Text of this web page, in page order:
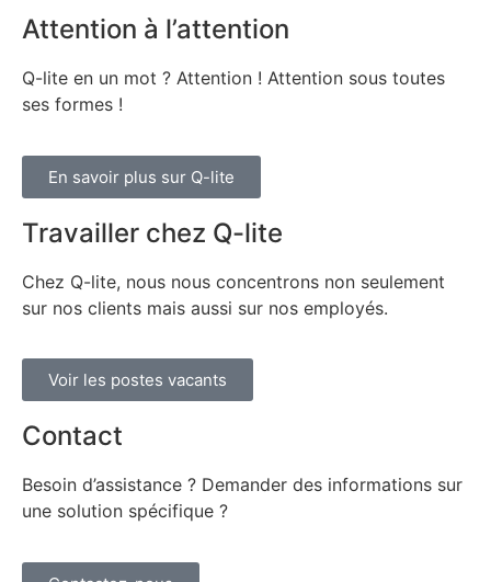
Attention à l’attention
Q-lite en un mot ? Attention ! Attention sous toutes
ses formes !
En savoir plus sur Q-lite
Travailler chez Q-lite
Chez Q-lite, nous nous concentrons non seulement
sur nos clients mais aussi sur nos employés.
Voir les postes vacants
Contact
Besoin d’assistance ? Demander des informations sur
une solution spécifique ?